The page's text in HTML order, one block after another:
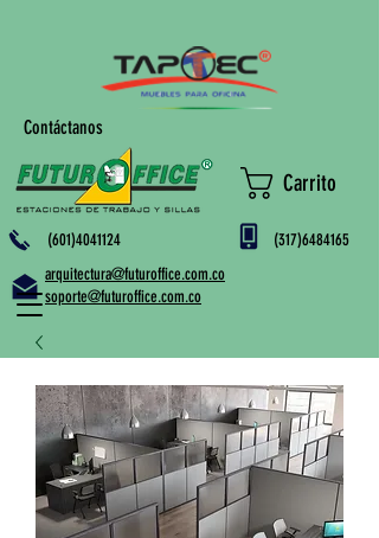
Contáctanos
Carrito
(601)4041124
(317)6484165
arquitectura@futuroffice.com.co
soporte@futuroffice.com.co